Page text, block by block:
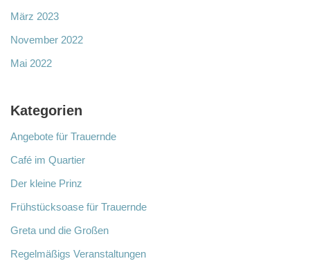
März 2023
November 2022
Mai 2022
Kategorien
Angebote für Trauernde
Café im Quartier
Der kleine Prinz
Frühstücksoase für Trauernde
Greta und die Großen
Regelmäßigs Veranstaltungen